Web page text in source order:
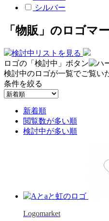
シルバー
「物販」のロゴマ
検討中リストを見る
ロゴの「検討中」ボタン
検討中のロゴが一覧でご覧い
条件を絞る
新着順
閲覧数が多い順
検討中が多い順
Logomarket